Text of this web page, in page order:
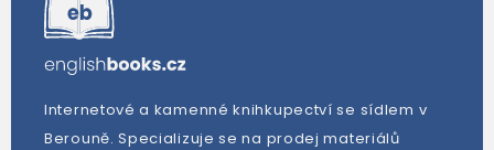
Internetové a kamenné knihkupectví se sídlem v
Berouně. Specializuje se na prodej materiálů